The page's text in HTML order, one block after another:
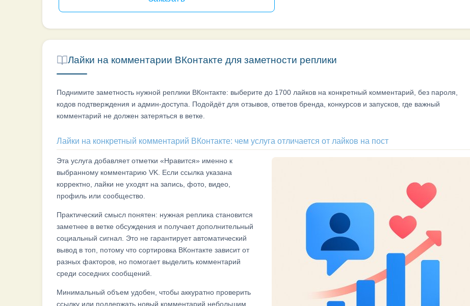
Лайки на комментарии ВКонтакте для заметности реплики
Поднимите заметность нужной реплики ВКонтакте: выберите до 1700 лайков на конкретный комментарий, без пароля,
кодов подтверждения и админ-доступа. Подойдёт для отзывов, ответов бренда, конкурсов и запусков, где важный
комментарий не должен затеряться в ветке.
Лайки на конкретный комментарий ВКонтакте: чем услуга отличается от лайков на пост
Эта услуга добавляет отметки «Нравится» именно к
выбранному комментарию VK. Если ссылка указана
корректно, лайки не уходят на запись, фото, видео,
профиль или сообщество.
Практический смысл понятен: нужная реплика становится
заметнее в ветке обсуждения и получает дополнительный
социальный сигнал. Это не гарантирует автоматический
вывод в топ, потому что сортировка ВКонтакте зависит от
разных факторов, но помогает выделить комментарий
среди соседних сообщений.
Минимальный объем удобен, чтобы аккуратно проверить
ссылку или поддержать новый комментарий небольшим